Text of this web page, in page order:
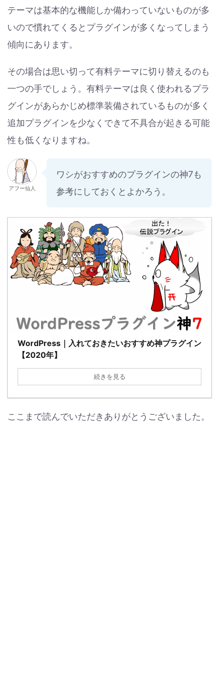
テーマは基本的な機能しか備わっていないものが多
いので慣れてくるとプラグインが多くなってしまう
傾向にあります。
その場合は思い切って有料テーマに切り替えるのも
一つの手でしょう。有料テーマは良く使われるプラ
グインがあらかじめ標準装備されているものが多く
追加プラグインを少なくできて不具合が起きる可能
性も低くなりますね。
アフー仙人
ワシがおすすめのプラグインの神7も
参考にしておくとよかろう。
WordPress｜入れておきたいおすすめ神プラグイン
【2020年】
続きを見る
ここまで読んでいただきありがとうございました。